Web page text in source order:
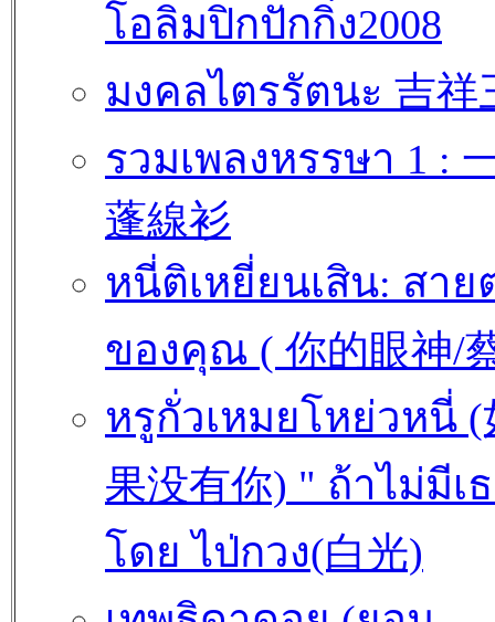
โอลิมปิกปักกิ่ง2008
มงคลไตรรัตนะ 吉祥
รวมเพลงหรรษา 1 :
蓬線衫
หนี่ติเหยี่ยนเสิน: สาย
ของคุณ ( 你的眼神/
หรูกั่วเหมยโหย่วหนี่ (
果没有你) " ถ้าไม่มีเ
โดย ไป่กวง(白光)